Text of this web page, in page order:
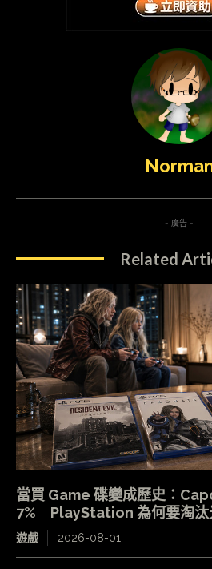
- 廣告 -
Related
當買 Game 碟變成歷史：
7% PlayStation 為何要淘汰
遊戲 2026-08-01